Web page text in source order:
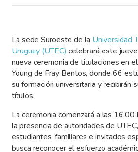
La sede Suroeste de la Universidad
Uruguay (UTEC) celebrará este
nueva ceremonia de titulaciones en
Young de Fray Bentos, donde 66
su formación universitaria y recibirán
títulos.
La ceremonia comenzará a las 16:00
la presencia de autoridades de
estudiantes, familiares e invitados
busca reconocer el esfuerzo